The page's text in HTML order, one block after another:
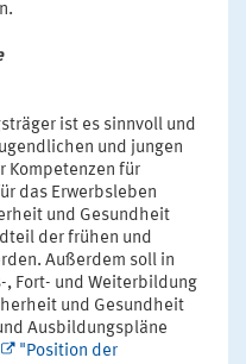
ist es sinnvoll und
und jungen
Kompetenzen für
das Erwerbsleben
und Gesundheit
der frühen und
Außerdem soll in
, Fort- und Weiterbildung
und Gesundheit
Ausbildungspläne
"Position der